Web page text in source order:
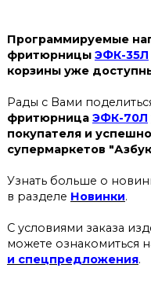
Программируемые
фритюрницы ЭФК-35Л
корзины уже
Рады с Вами
фритюрница ЭФК-70Л
покупателя и
супермаркетов
Узнать больше о
в разделе Новинки.
С условиями заказа
можете ознакомиться
и спецпредложения.